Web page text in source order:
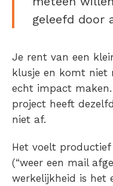
geleefd door
Je rent van een
klusje en komt niet
echt impact
project heeft
niet af.
Het voelt
(“weer een mail
werkelijkheid is het